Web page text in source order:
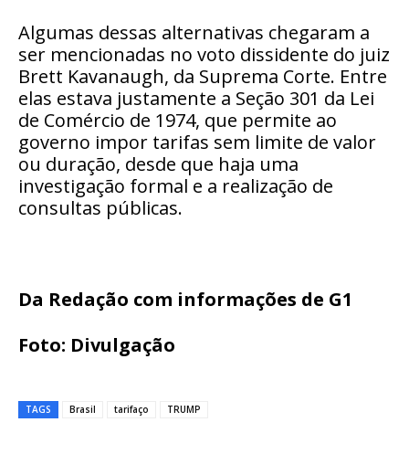
Algumas dessas alternativas chegaram a
ser mencionadas no voto dissidente do juiz
Brett Kavanaugh, da Suprema Corte. Entre
elas estava justamente a Seção 301 da Lei
de Comércio de 1974, que permite ao
governo impor tarifas sem limite de valor
ou duração, desde que haja uma
investigação formal e a realização de
consultas públicas.
Da Redação com informações de G1
Foto: Divulgação
TAGS Brasil tarifaço TRUMP